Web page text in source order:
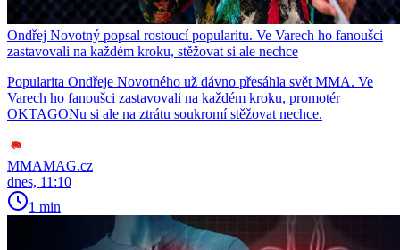
Ondřej Novotný popsal rostoucí popularitu. Ve Varech ho fanoušci
zastavovali na každém kroku, stěžovat si ale nechce
Popularita Ondřeje Novotného už dávno přesáhla svět MMA. Ve
Varech ho fanoušci zastavovali na každém kroku, promotér
OKTAGONu si ale na ztrátu soukromí stěžovat nechce.
MMAMAG.cz
dnes, 11:10
1 min